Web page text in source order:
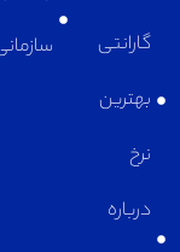
سازمانی
آسان تر